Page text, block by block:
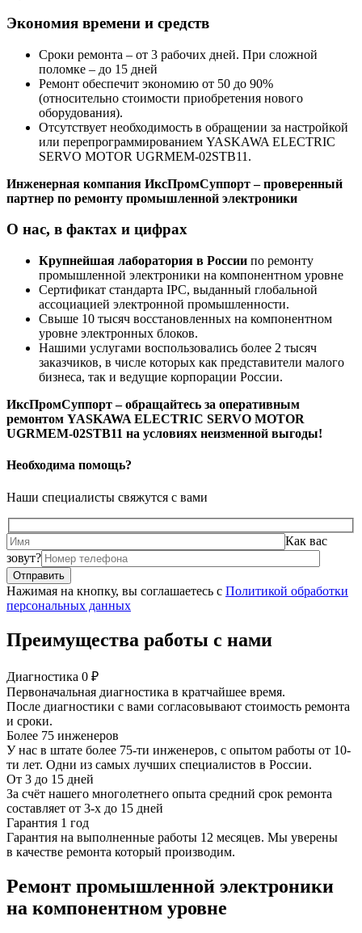
Экономия времени и средств
Сроки ремонта – от 3 рабочих дней. При сложной
поломке – до 15 дней
Ремонт обеспечит экономию от 50 до 90%
(относительно стоимости приобретения нового
оборудования).
Отсутствует необходимость в обращении за настройкой
или перепрограммированием YASKAWA ELECTRIC
SERVO MOTOR UGRMEM-02STB11.
Инженерная компания ИксПромСуппорт – проверенный
партнер по ремонту промышленной электроники
О нас, в фактах и цифрах
Крупнейшая лаборатория в России по ремонту
промышленной электроники на компонентном уровне
Сертификат стандарта IPC, выданный глобальной
ассоциацией электронной промышленности.
Свыше 10 тысяч восстановленных на компонентном
уровне электронных блоков.
Нашими услугами воспользовались более 2 тысяч
заказчиков, в числе которых как представители малого
бизнеса, так и ведущие корпорации России.
ИксПромСуппорт – обращайтесь за оперативным
ремонтом YASKAWA ELECTRIC SERVO MOTOR
UGRMEM-02STB11 на условиях неизменной выгоды!
Необходима помощь?
Наши специалисты свяжутся с вами
Как вас
зовут?
Нажимая на кнопку, вы соглашаетесь с Политикой обработки
персональных данных
Преимущества работы с нами
Диагностика 0 ₽
Первоначальная диагностика в кратчайшее время.
После диагностики с вами согласовывают стоимость ремонта
и сроки.
Более 75 инженеров
У нас в штате более 75-ти инженеров, с опытом работы от 10-
ти лет. Одни из самых лучших специалистов в России.
От 3 до 15 дней
За счёт нашего многолетнего опыта средний срок ремонта
составляет от 3-х до 15 дней
Гарантия 1 год
Гарантия на выполненные работы 12 месяцев. Мы уверены
в качестве ремонта который производим.
Ремонт промышленной электроники
на компонентном уровне